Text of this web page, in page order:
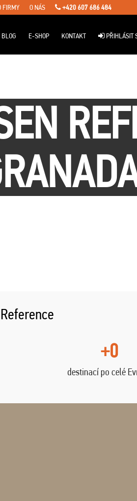
FIRMY O NÁS +420 607 686 484
BLOG E-SHOP KONTAKT PŘIHLÁSIT
Reference
+0
destinací po celé